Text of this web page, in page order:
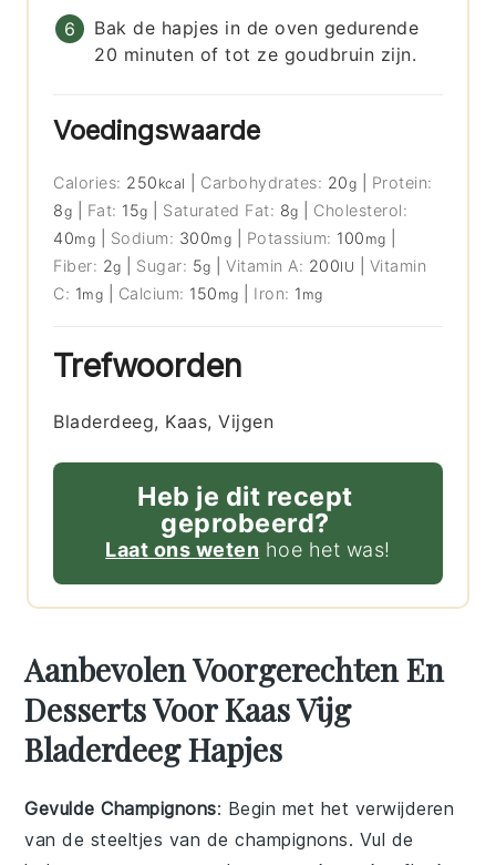
Bak de hapjes in de oven gedurende
20 minuten of tot ze goudbruin zijn.
Voedingswaarde
Calories: 250 kcal Carbohydrates: 20g
Protein:
8g Fat: 15g Saturated Fat: 8g
Cholesterol:
40mg Sodium: 300mg Potassium: 100 mg
Fiber: 2g Sugar: 5g |Vitamin A: 200IU
Vitamin
C: 1mg Calcium: 150 mg Iron: 1 mg
Trefwoorden
Bladerdeeg, Kaas, Vijgen
Heb je dit recept
geprobeerd?
Laat ons weten hoe het was!
Aanbevolen Voorgerechten En
Desserts Voor Kaas Vijg
Bladerdeeg Hapjes
Gevulde Champignons: Begin met het verwijderen
van de steeltjes van dechampignons. Vul de